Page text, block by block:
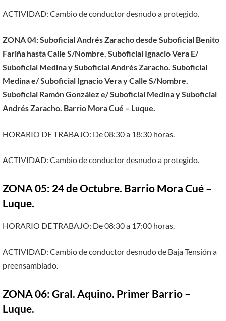
ACTIVIDAD: Cambio de conductor desnudo a protegido.
ZONA 04: Suboficial Andrés Zaracho desde Suboficial Benito
Fariña hasta Calle S/Nombre. Suboficial Ignacio Vera E/
Suboficial Medina y Suboficial Andrés Zaracho. Suboficial
Medina e/ Suboficial Ignacio Vera y Calle S/Nombre.
Suboficial Ramón González e/ Suboficial Medina y Suboficial
Andrés Zaracho. Barrio Mora Cué – Luque.
HORARIO DE TRABAJO: De 08:30 a 18:30 horas.
ACTIVIDAD: Cambio de conductor desnudo a protegido.
ZONA 05: 24 de Octubre. Barrio Mora Cué –
Luque.
HORARIO DE TRABAJO: De 08:30 a 17:00 horas.
ACTIVIDAD: Cambio de conductor desnudo de Baja Tensión a
preensamblado.
ZONA 06: Gral. Aquino. Primer Barrio –
Luque.